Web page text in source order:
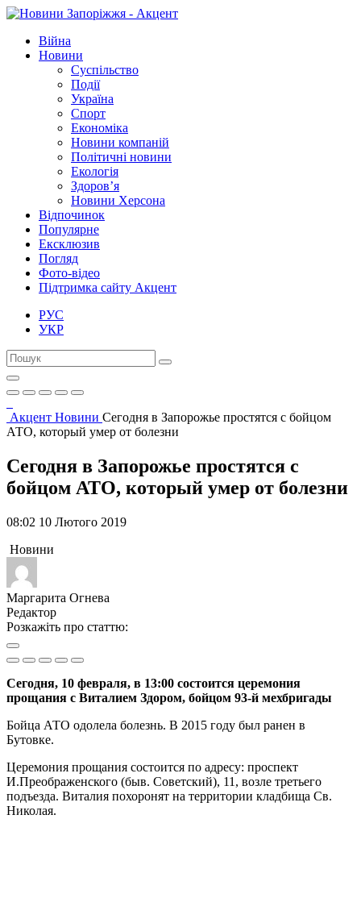
Війна
Новини
Суспільство
Події
Україна
Спорт
Економіка
Новини компаній
Політичні новини
Екологія
Здоров’я
Новини Херсона
Відпочинок
Популярне
Ексклюзив
Погляд
Фото-відео
Підтримка сайту Акцент
РУС
УКР
Акцент Новини Сегодня в Запорожье простятся с бойцом
АТО, который умер от болезни
Сегодня в Запорожье простятся с
бойцом АТО, который умер от болезни
08:02 10 Лютого 2019
Новини
Маргарита Огнева
Редактор
Розкажіть про статтю:
Сегодня, 10 февраля, в 13:00 состоится церемония
прощания с Виталием Здором, бойцом 93-й мехбригады
Бойца АТО одолела болезнь. В 2015 году был ранен в
Бутовке.
Церемония прощания состоится по адресу: проспект
И.Преображенского (быв. Советский), 11, возле третьего
подъезда. Виталия похоронят на территории кладбища Св.
Николая.